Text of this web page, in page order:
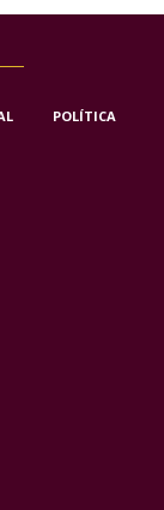
POLÍTICA